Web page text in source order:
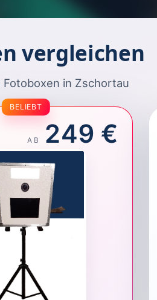
vergleichen
Fotoboxen in Zschortau
BELIEBT
AB 249 €